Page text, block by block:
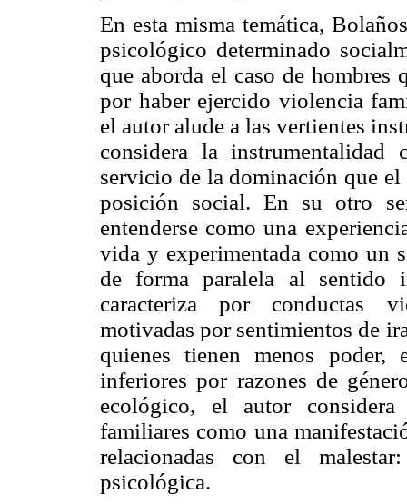
En esta misma temática,
psicológico determinado
que aborda el caso de hombres
por haber ejercido violencia
el autor alude a las vertientes
considera la
servicio de la dominación que
posición social. En su otro
entenderse como una
vida y experimentada como un
de forma paralela al sentido
caracteriza por conductas
motivadas por sentimientos de
quienes tienen menos
inferiores por razones de
ecológico, el autor
familiares como una
relacionadas con el
psicológica.